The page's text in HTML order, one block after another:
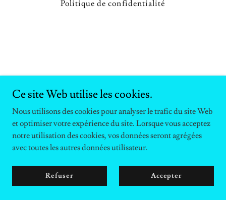
Politique de confidentialité
Ce site Web utilise les cookies.
Nous utilisons des cookies pour analyser le trafic du site Web
et optimiser votre expérience du site. Lorsque vous acceptez
notre utilisation des cookies, vos données seront agrégées
avec toutes les autres données utilisateur.
Refuser Accepter